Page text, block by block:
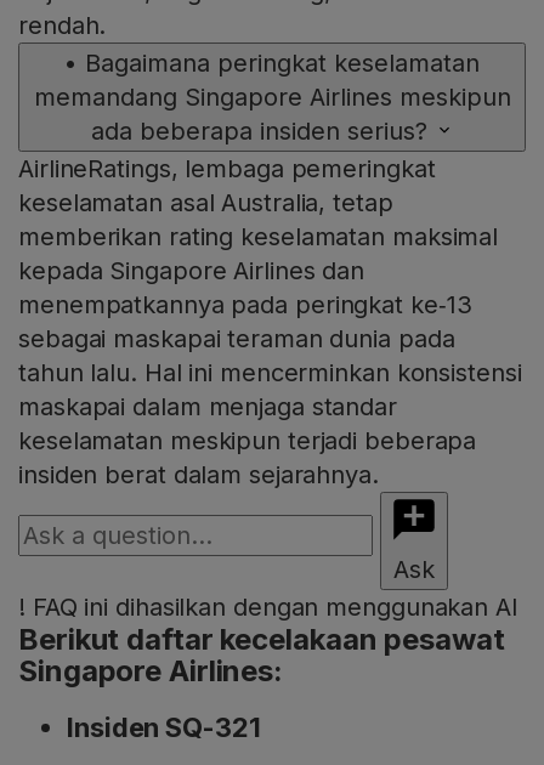
rendah.
• Bagaimana peringkat keselamatan
memandang Singapore Airlines meskipun
ada beberapa insiden serius?
AirlineRatings, lembaga pemeringkat
keselamatan asal Australia, tetap
memberikan rating keselamatan maksimal
kepada Singapore Airlines dan
menempatkannya pada peringkat ke‑13
sebagai maskapai teraman dunia pada
tahun lalu. Hal ini mencerminkan konsistensi
maskapai dalam menjaga standar
keselamatan meskipun terjadi beberapa
insiden berat dalam sejarahnya.
Ask
! FAQ ini dihasilkan dengan menggunakan AI
Berikut daftar kecelakaan pesawat
Singapore Airlines:
Insiden SQ-321